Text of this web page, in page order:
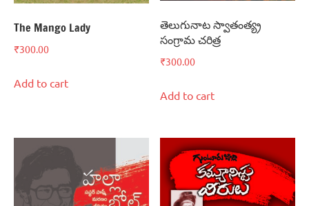
The Mango Lady
₹300.00
Add to cart
తెలుగునాట స్వాతంత్య్ర
సంగ్రామ చరిత్ర
₹300.00
Add to cart